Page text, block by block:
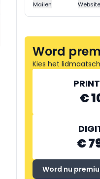
Mailen Website
Word
Kies het
€
€
Word nu